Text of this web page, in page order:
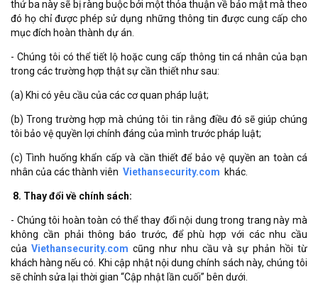
thứ ba này sẽ bị ràng buộc bởi một thỏa thuận về bảo mật mà theo
đó họ chỉ được phép sử dụng những thông tin được cung cấp cho
mục đích hoàn thành dự án.
- Chúng tôi có thể tiết lộ hoặc cung cấp thông tin cá nhân của bạn
trong các trường hợp thật sự cần thiết như sau:
(a) Khi có yêu cầu của các cơ quan pháp luật;
(b) Trong trường hợp mà chúng tôi tin rằng điều đó sẽ giúp chúng
tôi bảo vệ quyền lợi chính đáng của mình trước pháp luật;
(c) Tình huống khẩn cấp và cần thiết để bảo vệ quyền an toàn cá
nhân của các thành viên Viethansecurity.com khác.
8. Thay đổi về chính sách:
- Chúng tôi hoàn toàn có thể thay đổi nội dung trong trang này mà
không cần phải thông báo trước, để phù hợp với các nhu cầu
của Viethansecurity.com cũng như nhu cầu và sự phản hồi từ
khách hàng nếu có. Khi cập nhật nội dung chính sách này, chúng tôi
sẽ chỉnh sửa lại thời gian “Cập nhật lần cuối” bên dưới.